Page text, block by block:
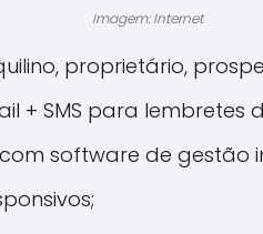
Imagem: Internet
proprietário,
+ SMS para lembretes
com software de gestão